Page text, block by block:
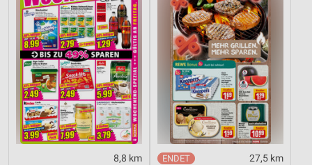
8,8 km 27,5 km